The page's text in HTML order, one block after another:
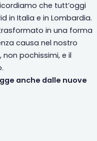
che tutt’oggi
in Italia e in Lombardia.
in una forma
causa nel nostro
non pochissimi, e il
anche dalle nuove